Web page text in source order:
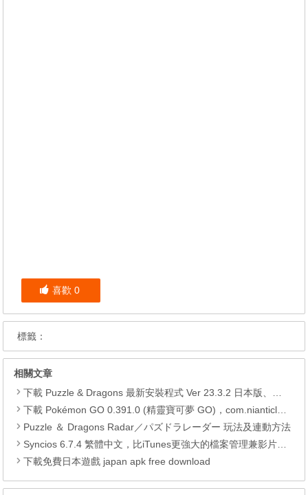
喜歡 0
標籤：
相關文章
下載 Puzzle & Dragons 最新安裝程式 Ver 23.3.2 日本版、港台版… (PAD Radar) (.apk) (.xapk)
下載 Pokémon GO 0.391.0 (精靈寶可夢 GO)，com.nianticlabs.pokemongo (.apk) (.xapk)
Puzzle ＆ Dragons Radar／パズドラレーダー 玩法及連動方法
Syncios 6.7.4 繁體中文，比iTunes更強大的檔案管理兼影片轉檔工具
下載免費日本遊戲 japan apk free download